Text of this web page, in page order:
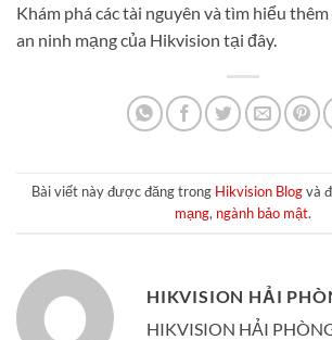
Khám phá các tài nguyên và tìm hiểu
an ninh mạng của Hikvision tại đây.
Bài viết này được đăng trong Hikvision Blogvà
mạng, ngành bảo mật.
HIKVISION HẢI
HIKVISION HẢI